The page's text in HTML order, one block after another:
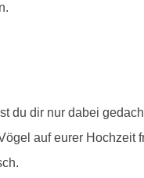
du dir nur dabei
auf eurer Hochzeit